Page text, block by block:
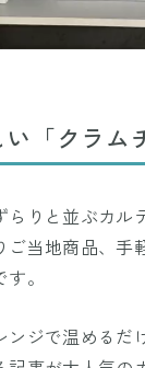
「クラム
りと並ぶカ
ご当地商品、
。
ジで温める